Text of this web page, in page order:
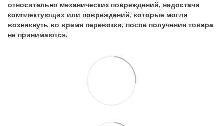
относительно механических повреждений, недостачи
комплектующих или повреждений, которые могли
возникнуть во время перевозки, после получения товара
не принимаются.